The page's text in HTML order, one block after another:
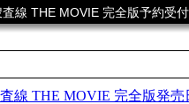
査線 THE MOVIE 完全版予約受
線 THE MOVIE 完全版発売